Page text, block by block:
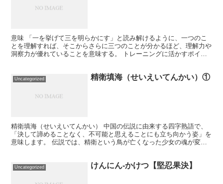
意味 「一を挙げて三を明らかにす」と読み解けるように、一つのこ
とを理解すれば、そこからさらに三つのことが分かるほど、理解力や
洞察力が優れていることを意味する。 トレーニングに活かすポイン
Uncategorized 精衛填海（せいえいてんかい）①
精衛填海（せいえいてんかい） 中国の伝説に由来する四字熟語で、
「決して諦めることなく、不可能と思えることにも立ち向かう姿」を
意味します。 伝説では、精衛という鳥が亡くなった少女の魂が変化
Uncategorized けんにん-かけつ【堅忍果決】